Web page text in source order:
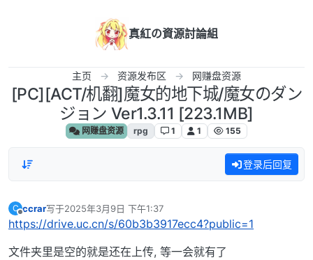
真紅の資源討論組
主页 资源发布区 网赚盘资源
[PC][ACT/机翻]魔女的地下城/魔女のダン
ジョン Ver1.3.11 [223.1MB]
网赚盘资源 rpg 1 1 155
登录后回复
C
离线
ccrar写于2025年3月9日 下午1:37
最后由 编辑
https://drive.uc.cn/s/60b3b3917ecc4?public=1
文件夹里是空的就是还在上传, 等一会就有了